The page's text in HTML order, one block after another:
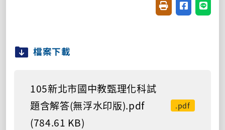
友善列印(開新視
分享至臉書
分享
檔案下載
105新北市國中教甄理化科試
題含解答(無浮水印版).pdf
(784.61 KB)
.pdf